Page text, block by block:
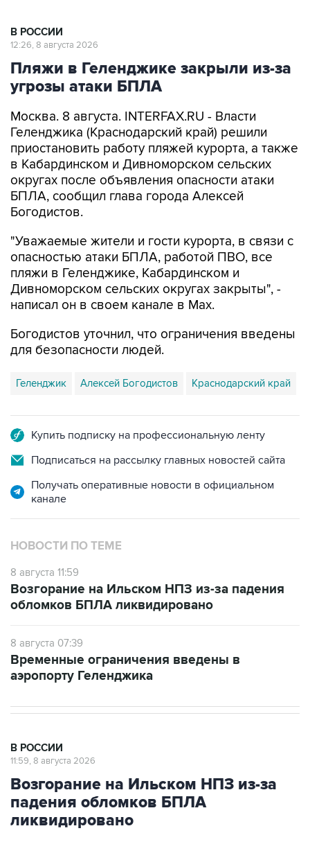
В РОССИИ
12:26, 8 августа 2026
Пляжи в Геленджике закрыли из-за
угрозы атаки БПЛА
Москва. 8 августа. INTERFAX.RU - Власти
Геленджика (Краснодарский край) решили
приостановить работу пляжей курорта, а также
в Кабардинском и Дивноморском сельских
округах после объявления опасности атаки
БПЛА, сообщил глава города Алексей
Богодистов.
"Уважаемые жители и гости курорта, в связи с
опасностью атаки БПЛА, работой ПВО, все
пляжи в Геленджике, Кабардинском и
Дивноморском сельских округах закрыты", -
написал он в своем канале в Max.
Богодистов уточнил, что ограничения введены
для безопасности людей.
Геленджик Алексей Богодистов Краснодарский край
Купить подписку на профессиональную ленту
Подписаться на рассылку главных новостей сайта
Получать оперативные новости в официальном
канале
НОВОСТИ ПО ТЕМЕ
8 августа 11:59
Возгорание на Ильском НПЗ из-за падения
обломков БПЛА ликвидировано
8 августа 07:39
Временные ограничения введены в
аэропорту Геленджика
В РОССИИ
11:59, 8 августа 2026
Возгорание на Ильском НПЗ из-за
падения обломков БПЛА
ликвидировано